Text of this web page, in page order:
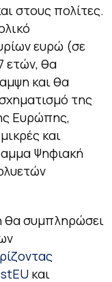
στους πολίτες.
ευρώ (σε
ετών, θα
και θα
της
Ευρώπης,
και
Ψηφιακή
θα συμπληρώσει
και